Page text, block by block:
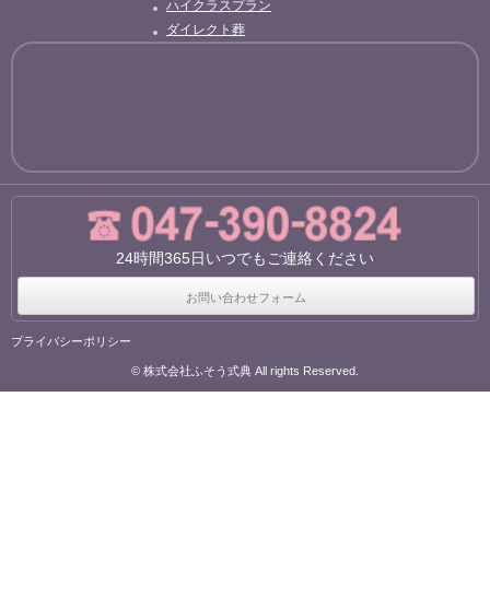
ハイクラスプラン
ダイレクト葬
24時間365日いつでもご連絡ください
お問い合わせフォーム
プライバシーポリシー
© 株式会社ふそう式典 All rights Reserved.